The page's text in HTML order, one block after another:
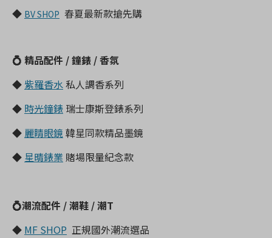
◆ BV SHOP 春夏最新款搶先購
💍 精品配件 / 鐘錶 / 香氛
◆ 紫羅香水私人調香系列
◆ 時光鐘錶 瑞士康斯登錶系列
◆ 麗睛眼鏡 韓星同款精品墨鏡
◆ 星晴錶業 賭場限量紀念款
💍潮流配件 / 潮鞋 / 潮T
◆ MF SHOP 正規國外潮流選品